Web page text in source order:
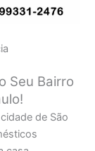
Seu Bairro
de São